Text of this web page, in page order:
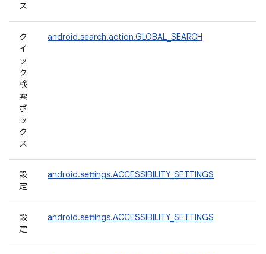
ス
ク
イ
ッ
ク
検
索
ボ
ッ
ク
ス
android.search.action.GLOBAL_SEARCH
設
定
android.settings.ACCESSIBILITY_SETTINGS
設
定
android.settings.ACCESSIBILITY_SETTINGS